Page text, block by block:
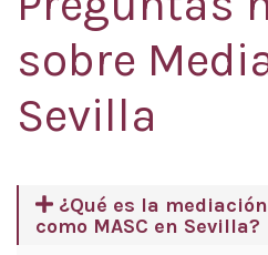
sobre
Sevilla
¿Qué es la
como MASC en Sevilla?